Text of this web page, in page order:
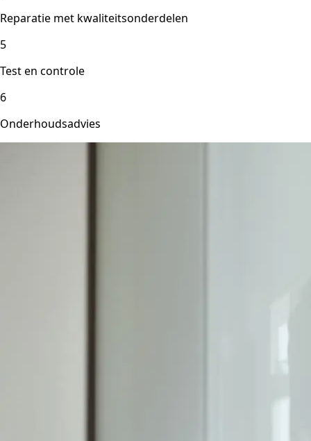
Reparatie met kwaliteitsonderdelen
5
Test en controle
6
Onderhoudsadvies